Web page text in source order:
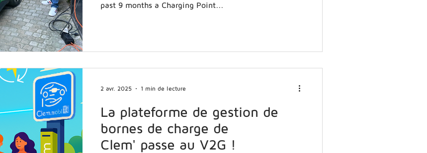
past 9 months a Charging Point...
La plateforme de gestion de
bornes de charge de
Clem' passe au V2G !
2 avr. 2025 1 min de lecture